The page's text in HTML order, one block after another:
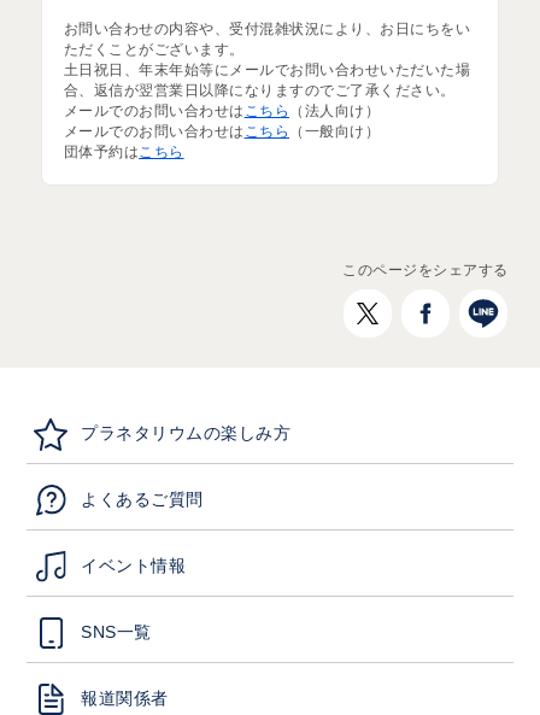
お問い合わせの内容や、受付混雑状況により、お日にちをい
ただくことがございます。
土日祝日、年末年始等にメールでお問い合わせいただいた場
合、返信が翌営業日以降になりますのでご了承ください。
メールでのお問い合わせは こちら
（法人向け）
メールでのお問い合わせは こちら
（一般向け）
団体予約はこちら
このページをシェアする
プラネタリウムの楽しみ方
よくあるご質問
イベント情報
SNS一覧
報道関係者